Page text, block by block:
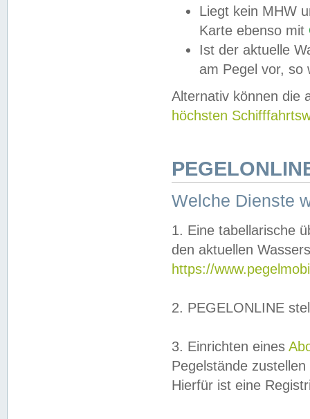
Liegt kein MHW
Karte ebenso mit
Ist der aktuelle
am Pegel vor,
Alternativ können die
höchsten
Welche Dienste
1. Eine tabellarische
den aktuellen
https://
2. PEGELONLINE
3. Einrichten eines
Pegelstände
Hierfür ist eine